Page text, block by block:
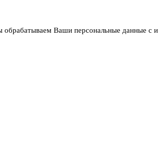
Ваши персональные данные с